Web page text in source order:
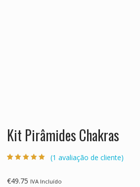
Kit Pirâmides Chakras
com base em
classificação
(1 avaliação de cliente)
€49.75 IVA Incluído